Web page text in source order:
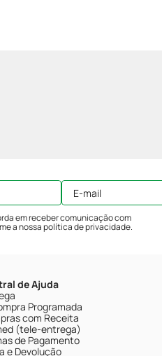
em receber comunicação com
a nossapolítica de privacidade.
de Ajuda
Programada
com Receita
(tele-entrega)
de Pagamento
e Devolução